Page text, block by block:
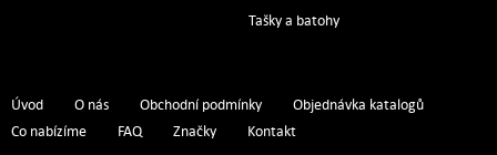
Tašky a batohy
Úvod O nás Obchodní podmínky
Objednávka katalogů
Co nabízíme
FAQ Značky Kontakt